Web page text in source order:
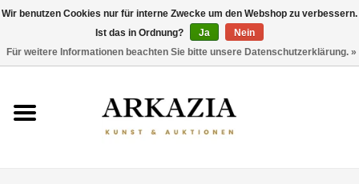
AKTUELLER KATALOG
Wir benutzen Cookies nur für interne Zwecke um den Webshop zu verbessern.
Ist das in Ordnung?
Ja
Nein
Für weitere Informationen beachten Sie bitte unsere Datenschutzerklärung. »